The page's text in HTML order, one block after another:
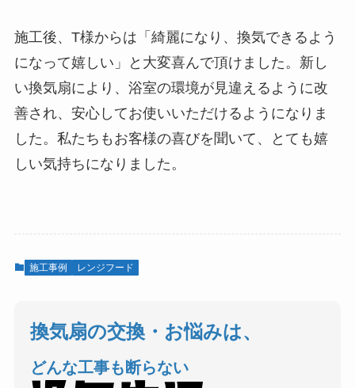
施工後、T様からは「綺麗になり、換気できるよう
になって嬉しい」と大変喜んで頂けました。新し
い換気扇により、浴室の環境が見違えるように改
善され、安心してお使いいただけるようになりま
した。私たちもお客様の喜びを聞いて、とても嬉
しい気持ちになりました。
施工事例 レンジフード
換気扇の交換・お悩みは、
どんな工事も断らない